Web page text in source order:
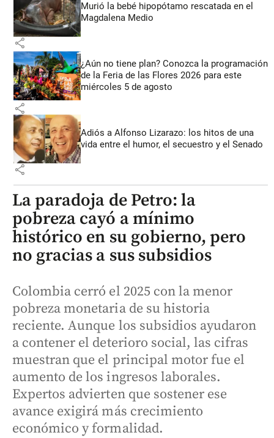
Murió la bebé hipopótamo rescatada en el
Magdalena Medio
share
¿Aún no tiene plan? Conozca la programación
de la Feria de las Flores 2026 para este
miércoles 5 de agosto
share
Adiós a Alfonso Lizarazo: los hitos de una
vida entre el humor, el secuestro y el Senado
share
La paradoja de Petro: la
pobreza cayó a mínimo
histórico en su gobierno, pero
no gracias a sus subsidios
Colombia cerró el 2025 con la menor
pobreza monetaria de su historia
reciente. Aunque los subsidios ayudaron
a contener el deterioro social, las cifras
muestran que el principal motor fue el
aumento de los ingresos laborales.
Expertos advierten que sostener ese
avance exigirá más crecimiento
económico y formalidad.